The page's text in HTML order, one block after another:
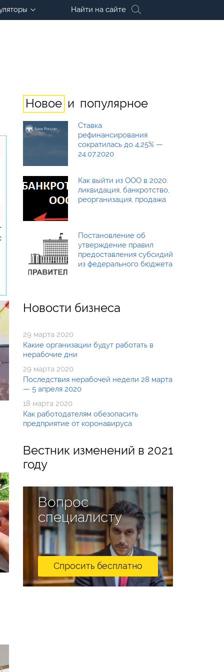
Найти на сайте
Новое и популярное
Ставка
рефинансирования
сократилась до 4,25% —
24.07.2020
Как выйти из ООО в 2020:
ликвидация, банкротство,
реорганизация, продажа
Постановление об
утверждение правил
предоставления субсидий
из федерального бюджета
Новости бизнеса
29 марта 2020
Какие организации будут работать в
нерабочие дни
29 марта 2020
Последствия нерабочей недели 28 марта
— 5 апреля 2020
18 марта 2020
Как работодателям обезопасить
предприятие от коронавируса
Вестник изменений в 2021
году
Вопрос
специалисту
Спросить бесплатно